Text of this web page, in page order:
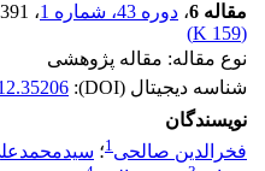
مقاله 6
، دوره 43، شماره 1 ، 1391
(
159 K
)
نوع مقاله: مقاله پژوهشی
شناسه دیجیتال (DOI):
نویسندگان
فخرالدین صالحی1؛